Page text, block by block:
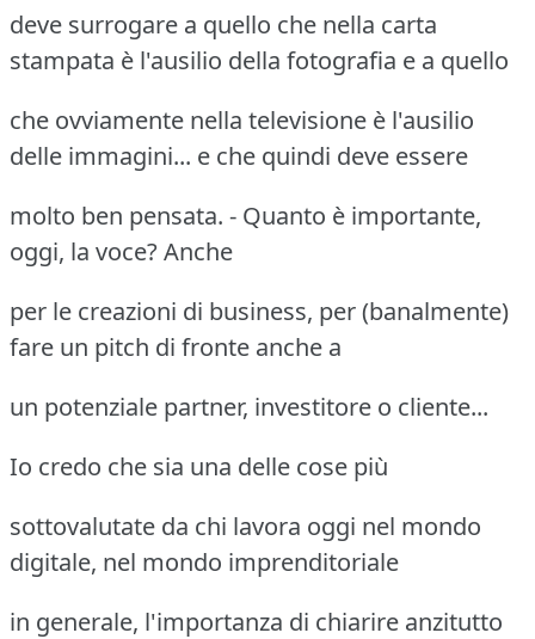
deve surrogare a quello che nella carta
stampata è l'ausilio della fotografia e a quello
che ovviamente nella televisione è l'ausilio
delle immagini... e che quindi deve essere
molto ben pensata. - Quanto è importante,
oggi, la voce? Anche
per le creazioni di business, per (banalmente)
fare un pitch di fronte anche a
un potenziale partner, investitore o cliente...
Io credo che sia una delle cose più
sottovalutate da chi lavora oggi nel mondo
digitale, nel mondo imprenditoriale
in generale, l'importanza di chiarire anzitutto